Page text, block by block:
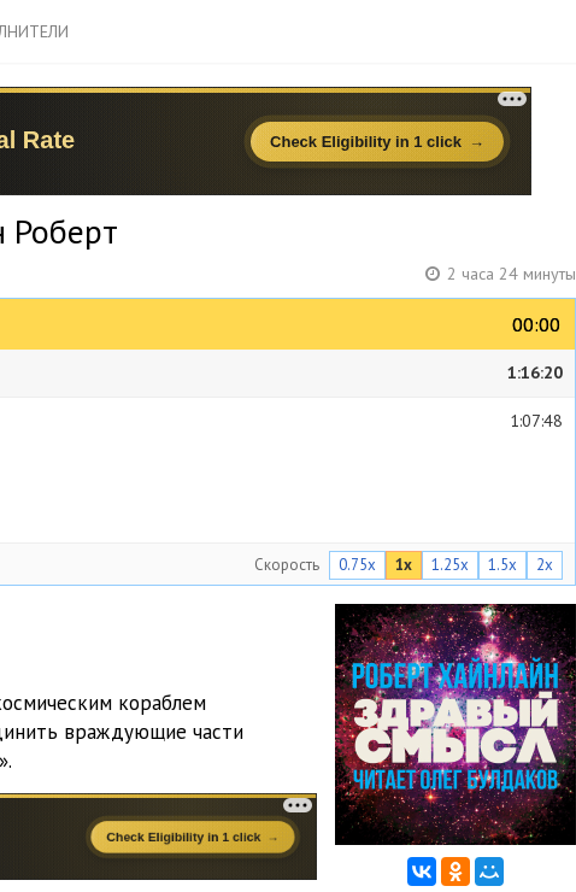
Роберт
2 часа 24 минуты
00:00
00:00
1:16:20
1:07:48
Скорость 0.75x 1x 1.25x 1.5x 2x
кораблем
враждующие части